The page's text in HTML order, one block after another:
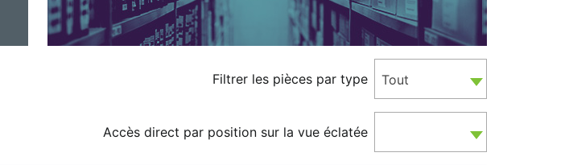
Filtrer les pièces par type Tout
Accès direct par position sur la vue éclatée